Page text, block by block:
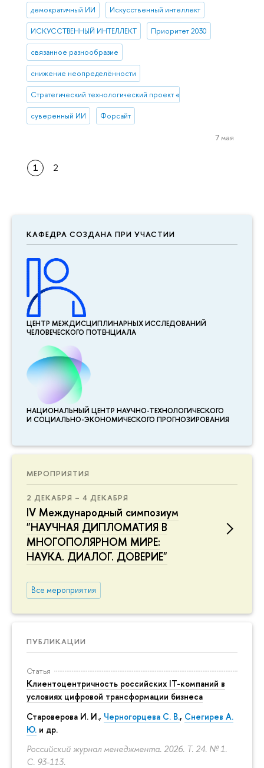
КАФЕДРА СОЗДАНА ПРИ УЧАСТИИ
ЦЕНТР МЕЖДИСЦИПЛИНАР­НЫХ ИССЛЕДОВАНИЙ
ЧЕЛОВЕЧЕСКОГО ПОТЕНЦИАЛА
НАЦИОНАЛЬНЫЙ ЦЕНТР НАУЧНО-ТЕХНОЛОГИЧЕСКОГО
И СОЦИАЛЬНО-ЭКОНОМИЧЕСКОГО ПРОГНОЗИРОВАНИЯ
МЕРОПРИЯТИЯ
2 ДЕКАБРЯ – 4 ДЕКАБРЯ
IV Международный симпозиум
"НАУЧНАЯ ДИПЛОМАТИЯ В
МНОГОПОЛЯРНОМ МИРЕ:
НАУКА. ДИАЛОГ. ДОВЕРИЕ"
Все мероприятия
ПУБЛИКАЦИИ
Статья
Клиентоцентричность российских IT-компаний в
условиях цифровой трансформации бизнеса
Староверова И. И., Черногорцева С. В., Снегирев А.
Ю. и др.
Российский журнал менеджмента. 2026. Т. 24. № 1.
С. 93-113.
демократичный ИИ Искусственный интеллект
ИСКУССТВЕННЫЙ ИНТЕЛЛЕКТ Приоритет 2030
связанное разнообразие
снижение неопределённости
Стратегический технологический проект «Национальный центр
суверенный ИИ Форсайт
7 мая
1 2